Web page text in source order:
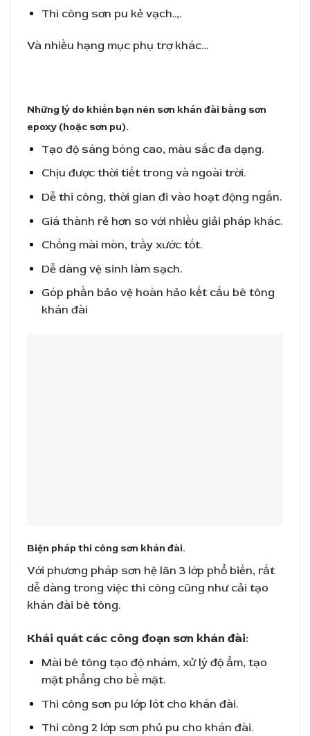
Thi công sơn pu kẻ vạch..,.
Và nhiều hạng mục phụ trợ khác…
Những lý do khiến bạn nên sơn khán đài bằng sơn
epoxy (hoặc sơn pu).
Tạo độ sáng bóng cao, màu sắc đa dạng.
Chịu được thời tiết trong và ngoài trời.
Dễ thi công, thời gian đi vào hoạt động ngắn.
Giá thành rẻ hơn so với nhiều giải pháp khác.
Chống mài mòn, trầy xước tốt.
Dễ dàng vệ sinh làm sạch.
Góp phần bảo vệ hoàn hảo kết cấu bê tông
khán đài
Biện pháp thi công sơn khán đài.
Với phương pháp sơn hệ lăn 3 lớp phổ biến, rất
dễ dàng trong việc thi công cũng như cải tạo
khán đài bê tông.
Khái quát các công đoạn sơn khán đài:
Mài bê tông tạo độ nhám, xử lý độ ẩm, tạo
mặt phẳng cho bề mặt.
Thi công sơn pu lớp lót cho khán đài.
Thi công 2 lớp sơn phủ pu cho khán đài.